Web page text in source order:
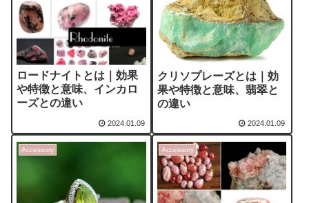
ロードナイトとは｜効果
や特徴と意味、インカロ
ーズとの違い
2024.01.09
クリソプレーズとは｜効
果や特徴と意味、翡翠と
の違い
2024.01.09
Accessory Accessory